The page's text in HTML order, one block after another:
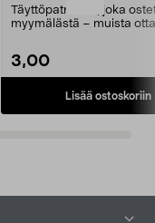
Täyttöpatruuna, joka
myymälästä – muista
3,00
Lisää ostoskoriin